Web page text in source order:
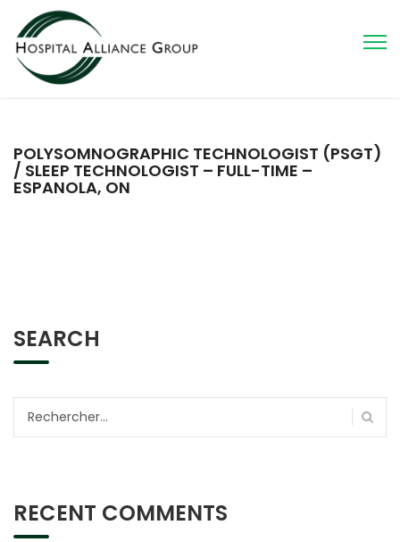
POLYSOMNOGRAPHIC TECHNOLOGIST (PSGT)
/ SLEEP TECHNOLOGIST – FULL-TIME –
ESPANOLA, ON
SEARCH
RECENT COMMENTS